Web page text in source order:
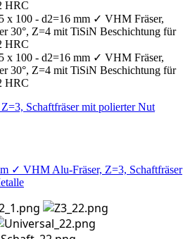
✓ VHM Alu-Fräser, Z=3, Schaftfräser